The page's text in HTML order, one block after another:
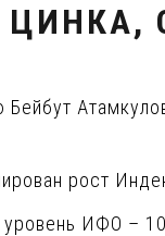
Бейбут
рост
ИФО –